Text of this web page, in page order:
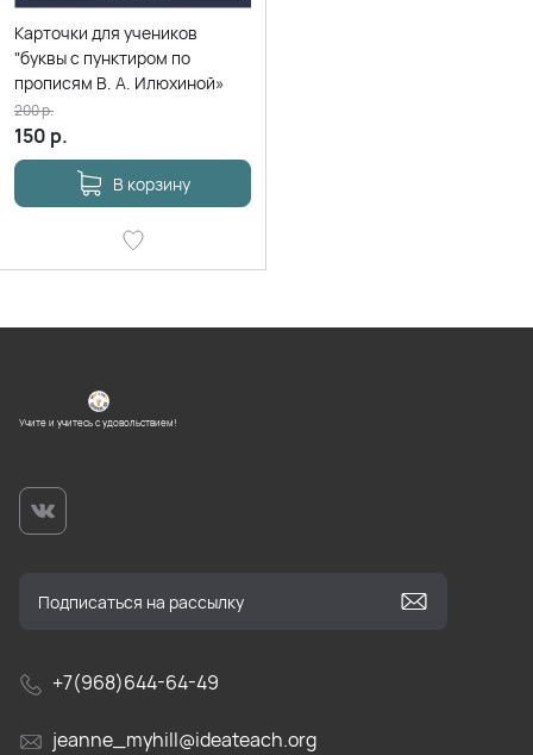
Карточки для учеников
"буквы с пунктиром по
прописям В. А. Илюхиной»
150 р.
200р.
В корзину
Учите и учитесь с удовольствием!
+7(968)644-64-49
jeanne_myhill@ideateach.org